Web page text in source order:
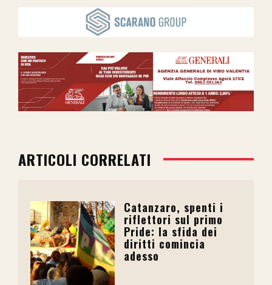
ARTICOLI CORRELATI
Catanzaro, spenti i
riflettori sul primo
Pride: la sfida dei
diritti comincia
adesso